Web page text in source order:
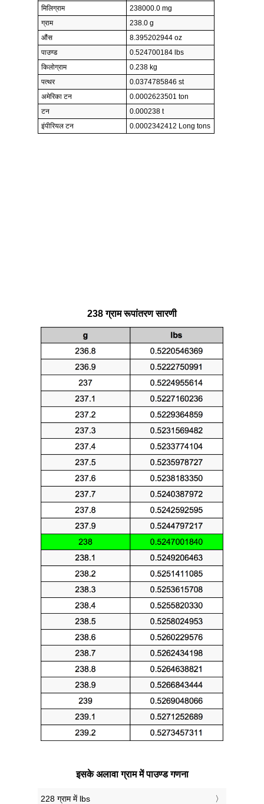
मिलिग्राम
238000.0 mg
ग्राम
238.0 g
औंस
8.395202944 oz
पाउण्ड
0.524700184 lbs
किलोग्राम
0.238 kg
पत्थर
0.0374785846 st
अमेरिका टन
0.0002623501 ton
टन
0.000238 t
इंपीरियल टन
0.0002342412 Long tons
238 ग्राम रूपांतरण सारणी
इसके अलावा ग्राम में पाउण्ड गणना
228 ग्राम में lbs